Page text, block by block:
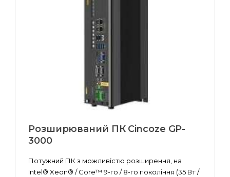
Розширюваний ПК Cincoze GP-
3000
Потужний ПК з можливістю розширення, на
Intel® Xeon® / Core™ 9-го / 8-го покоління (35 Вт /